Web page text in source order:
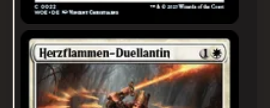
Herzflammen-Duellantin